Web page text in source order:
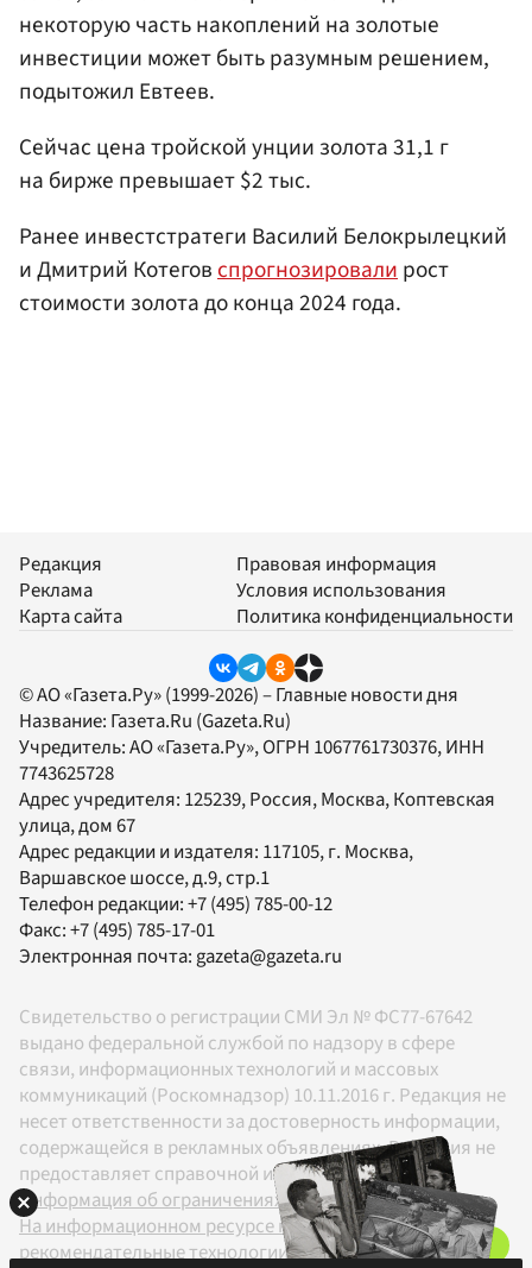
некоторую часть накоплений на золотые
инвестиции может быть разумным решением,
подытожил Евтеев.
Сейчас цена тройской унции золота31,1 г
на бирже превышает $2 тыс.
Ранее инвестстратеги Василий Белокрылецкий
и Дмитрий Котеговспрогнозировалирост
стоимости золота до конца 2024 года.
Редакция
Реклама
Карта сайта
Правовая информация
Условия использования
Политика конфиденциальности
© АО «Газета.Ру» (1999-2026) – Главные новости дня
Название: Газета.Ru (Gazeta.Ru)
Учредитель:АО «Газета.Ру», ОГРН 1067761730376, ИНН
7743625728
Адрес учредителя: 125239, Россия, Москва, Коптевская
улица, дом 67
Адрес редакции и издателя: 117105, г. Москва,
Варшавское шоссе, д.9, стр.1
Телефон редакции:+7 (495) 785-00-12
Факс:+7 (495) 785-17-01
Электронная почта:gazeta@gazeta.ru
Свидетельство о регистрации СМИ Эл № ФС77-67642
выдано федеральной службой по надзору в сфере
связи, информационных технологий и массовых
коммуникаций (Роскомнадзор) 10.11.2016 г. Редакция не
несет ответственности за достоверность информации,
содержащейся в рекламных объявлениях. Редакция не
предоставляет справочной информации.
Информация об ограничениях
На информационном ресурсе применяются
рекомендательные технологии в соответствии с